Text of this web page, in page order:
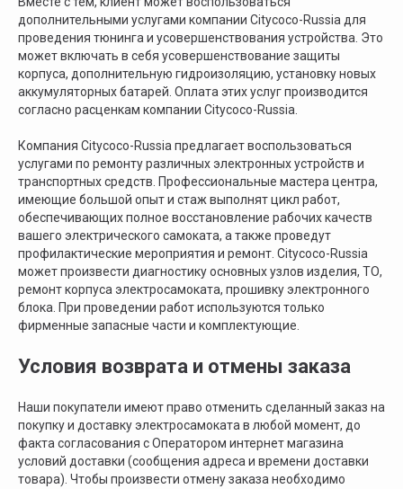
дополнительными услугами компании Citycoco-Russia для
проведения тюнинга и усовершенствования устройства. Это
может включать в себя усовершенствование защиты
корпуса, дополнительную гидроизоляцию, установку новых
аккумуляторных батарей. Оплата этих услуг производится
согласно расценкам компании Citycoco-Russia.
Компания Citycoco-Russia предлагает воспользоваться
услугами по ремонту различных электронных устройств и
транспортных средств. Профессиональные мастера центра,
имеющие большой опыт и стаж выполнят цикл работ,
обеспечивающих полное восстановление рабочих качеств
вашего электрического самоката, а также проведут
профилактические мероприятия и ремонт. Citycoco-Russia
может произвести диагностику основных узлов изделия, ТО,
ремонт корпуса электросамоката, прошивку электронного
блока. При проведении работ используются только
фирменные запасные части и комплектующие.
Условия возврата и отмены заказа
Наши покупатели имеют право отменить сделанный заказ на
покупку и доставку электросамоката в любой момент, до
факта согласования с Оператором интернет магазина
условий доставки (сообщения адреса и времени доставки
товара). Чтобы произвести отмену заказа необходимо
Вся представленная на сайте информация, носит информационный характер и ни
при каких условиях не является публичной офертой, определяемой положениями
Статьи 437(2) Гражданского кодекса РФ.
ИНН: 502986579524
ОГРН: 319505300005981